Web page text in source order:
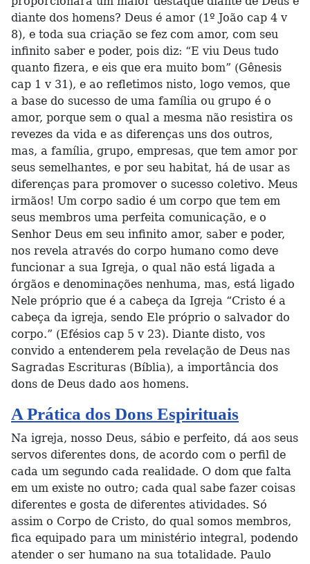
diante dos homens? Deus é amor (1º João cap 4 v
8), e toda sua criação se fez com amor, com seu
infinito saber e poder, pois diz: “E viu Deus tudo
quanto fizera, e eis que era muito bom” (Gênesis
cap 1 v 31), e ao refletimos nisto, logo vemos, que
a base do sucesso de uma família ou grupo é o
amor, porque sem o qual a mesma não resistira os
revezes da vida e as diferenças uns dos outros,
mas, a família, grupo, empresas, que tem amor por
seus semelhantes, e por seu habitat, há de usar as
diferenças para promover o sucesso coletivo. Meus
irmãos! Um corpo sadio é um corpo que tem em
seus membros uma perfeita comunicação, e o
Senhor Deus em seu infinito amor, saber e poder,
nos revela através do corpo humano como deve
funcionar a sua Igreja, o qual não está ligada a
órgãos e denominações nenhuma, mas, está ligado
Nele próprio que é a cabeça da Igreja “Cristo é a
cabeça da igreja, sendo Ele próprio o salvador do
corpo.” (Efésios cap 5 v 23). Diante disto, vos
convido a entenderem pela revelação de Deus nas
Sagradas Escrituras (Bíblia), a importância dos
dons de Deus dado aos homens.
A Prática dos Dons Espirituais
Na igreja, nosso Deus, sábio e perfeito, dá aos seus
servos diferentes dons, de acordo com o perfil de
cada um segundo cada realidade. O dom que falta
em um existe no outro; cada qual sabe fazer coisas
diferentes e gosta de diferentes atividades. Só
assim o Corpo de Cristo, do qual somos membros,
fica equipado para um ministério integral, podendo
atender o ser humano na sua totalidade. Paulo